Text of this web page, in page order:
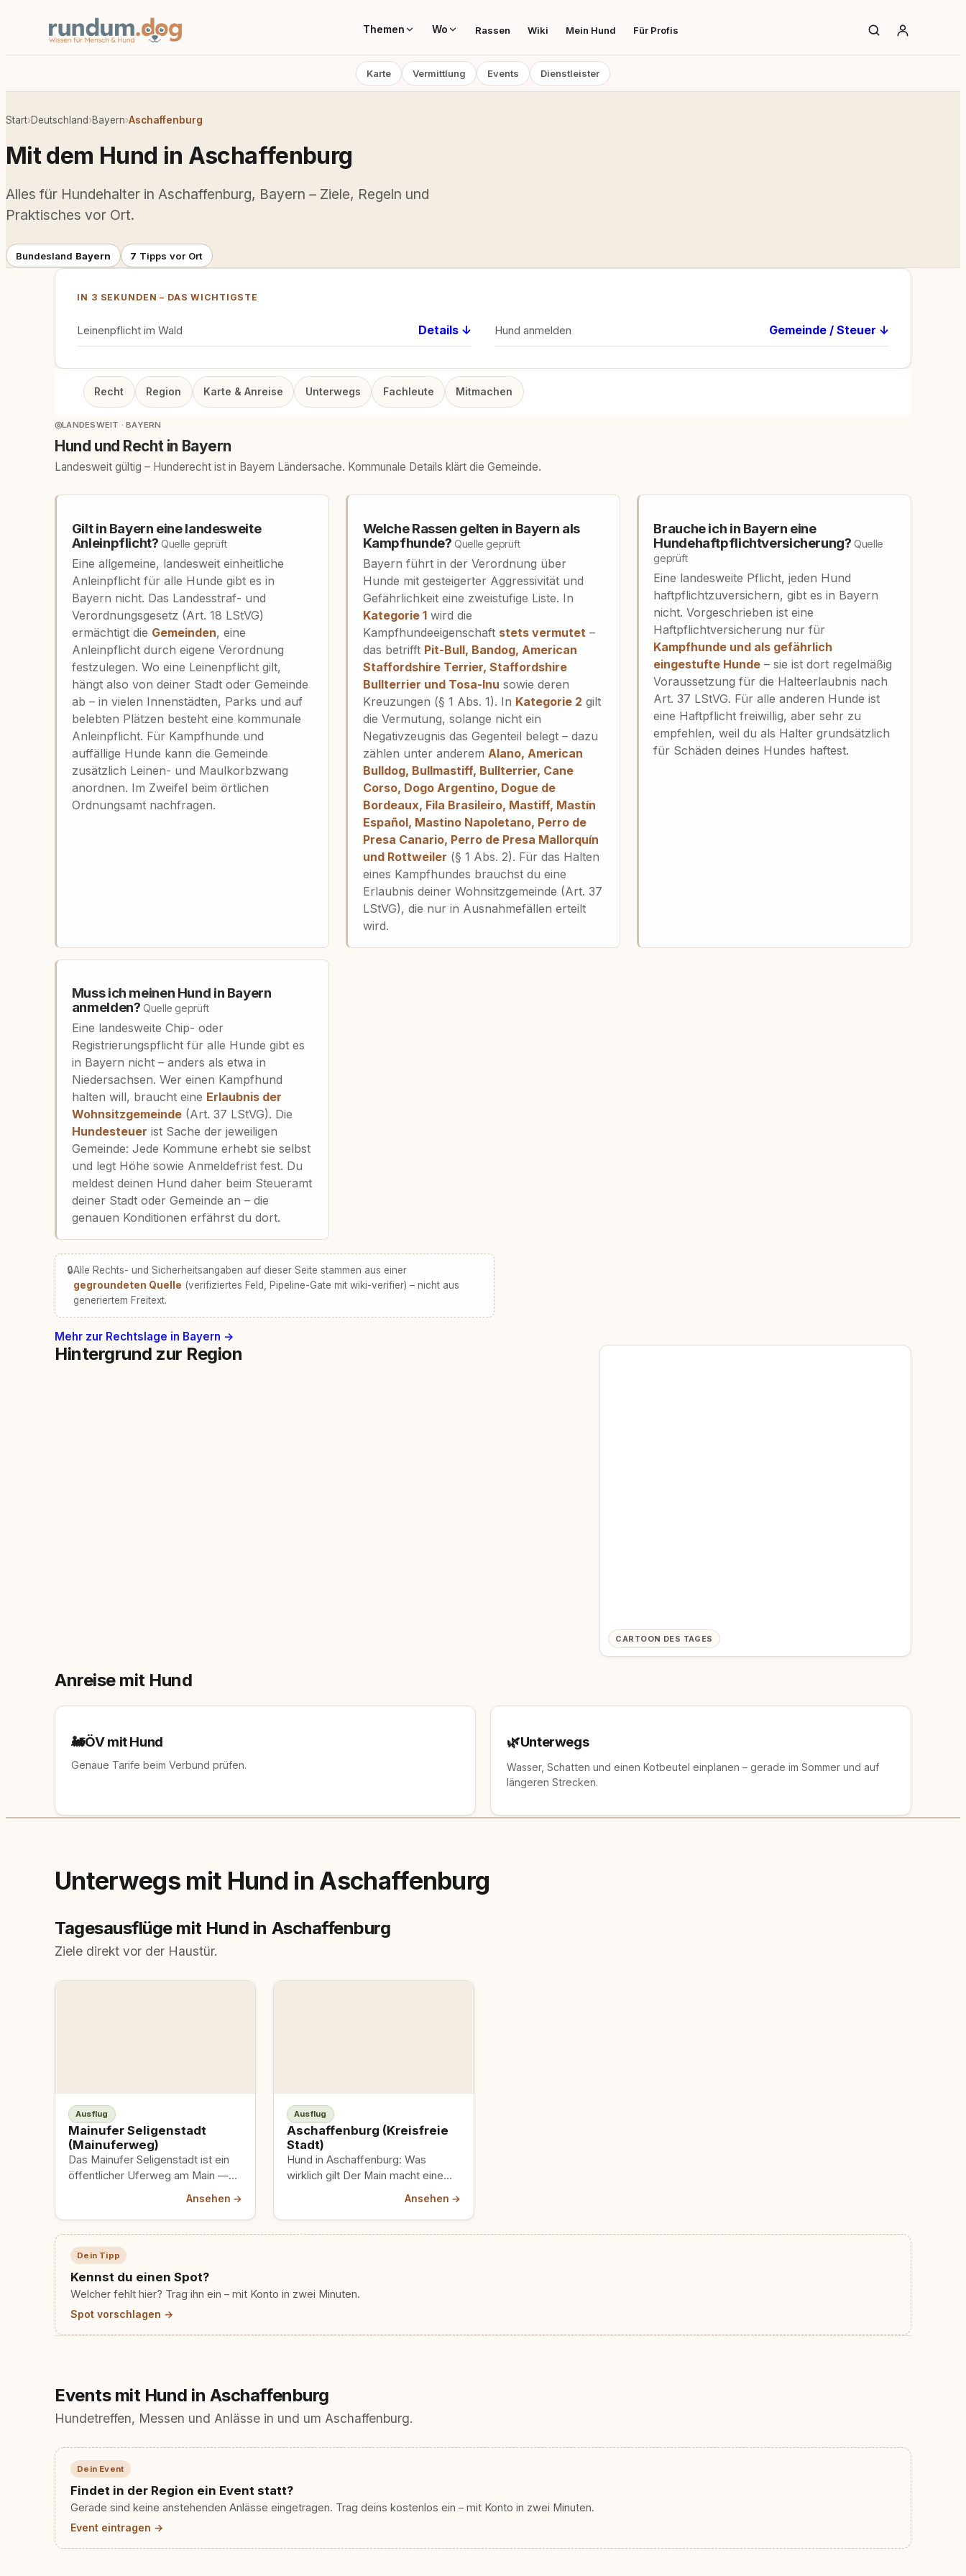
Themen Wo Rassen Wiki Mein Hund Für Profis
Karte Vermittlung Events Dienstleister
Start›Deutschland›Bayern›Aschaffenburg
Mit dem Hund in Aschaffenburg
Alles für Hundehalter in Aschaffenburg, Bayern – Ziele, Regeln und
Praktisches vor Ort.
Bundesland Bayern 7 Tipps vor Ort
IN 3 SEKUNDEN – DAS WICHTIGSTE
Leinenpflicht im Wald Details ↓ Hund anmelden Gemeinde / Steuer ↓
Recht Region Karte & Anreise Unterwegs Fachleute Mitmachen
◎LANDESWEIT · BAYERN
Hund und Recht in Bayern
Landesweit gültig – Hunderecht ist in Bayern Ländersache. Kommunale Details klärt die Gemeinde.
Gilt in Bayern eine landesweite
Anleinpflicht?Quelle geprüft
Eine allgemeine, landesweit einheitliche
Anleinpflicht für alle Hunde gibt es in
Bayern nicht. Das Landesstraf- und
Verordnungsgesetz (Art. 18 LStVG)
ermächtigt die Gemeinden, eine
Anleinpflicht durch eigene Verordnung
festzulegen. Wo eine Leinenpflicht gilt,
hängt also von deiner Stadt oder Gemeinde
ab – in vielen Innenstädten, Parks und auf
belebten Plätzen besteht eine kommunale
Anleinpflicht. Für Kampfhunde und
auffällige Hunde kann die Gemeinde
zusätzlich Leinen- und Maulkorbzwang
anordnen. Im Zweifel beim örtlichen
Ordnungsamt nachfragen.
Welche Rassen gelten in Bayern als
Kampfhunde?Quelle geprüft
Bayern führt in der Verordnung über
Hunde mit gesteigerter Aggressivität und
Gefährlichkeit eine zweistufige Liste. In
Kategorie 1wird die
Kampfhundeeigenschaft stets vermutet–
das betrifft Pit-Bull, Bandog, American
Staffordshire Terrier, Staffordshire
Bullterrier und Tosa-Inu sowie deren
Kreuzungen (§ 1 Abs. 1). In Kategorie 2 gilt
die Vermutung, solange nicht ein
Negativzeugnis das Gegenteil belegt – dazu
zählen unter anderem Alano, American
Bulldog, Bullmastiff, Bullterrier, Cane
Corso, Dogo Argentino, Dogue de
Bordeaux, Fila Brasileiro, Mastiff, Mastín
Español, Mastino Napoletano, Perro de
Presa Canario, Perro de Presa Mallorquín
und Rottweiler (§ 1 Abs. 2). Für das Halten
eines Kampfhundes brauchst du eine
Erlaubnis deiner Wohnsitzgemeinde (Art. 37
LStVG), die nur in Ausnahmefällen erteilt
wird.
Brauche ich in Bayern eine
Hundehaftpflichtversicherung?Quelle
geprüft
Eine landesweite Pflicht, jeden Hund
haftpflichtzuversichern, gibt es in Bayern
nicht. Vorgeschrieben ist eine
Haftpflichtversicherung nur für
Kampfhunde und als gefährlich
eingestufte Hunde – sie ist dort regelmäßig
Voraussetzung für die Halteerlaubnis nach
Art. 37 LStVG. Für alle anderen Hunde ist
eine Haftpflicht freiwillig, aber sehr zu
empfehlen, weil du als Halter grundsätzlich
für Schäden deines Hundes haftest.
Muss ich meinen Hund in Bayern
anmelden?Quelle geprüft
Eine landesweite Chip- oder
Registrierungspflicht für alle Hunde gibt es
in Bayern nicht – anders als etwa in
Niedersachsen. Wer einen Kampfhund
halten will, braucht eine Erlaubnis der
Wohnsitzgemeinde(Art. 37 LStVG). Die
Hundesteuer ist Sache der jeweiligen
Gemeinde: Jede Kommune erhebt sie selbst
und legt Höhe sowie Anmeldefrist fest. Du
meldest deinen Hund daher beim Steueramt
deiner Stadt oder Gemeinde an – die
genauen Konditionen erfährst du dort.
🔒Alle Rechts- und Sicherheitsangaben auf dieser Seite stammen aus einer
gegroundeten Quelle (verifiziertes Feld, Pipeline-Gate mit wiki-verifier) – nicht aus
generiertem Freitext.
Mehr zur Rechtslage in Bayern →
Hintergrund zur Region
CARTOON DES TAGES
Anreise mit Hund
🚂ÖV mit Hund
Genaue Tarife beim Verbund prüfen.
🌿Unterwegs
Wasser, Schatten und einen Kotbeutel einplanen – gerade im Sommer und auf
längeren Strecken.
Unterwegs mit Hund in Aschaffenburg
Tagesausflüge mit Hund in Aschaffenburg
Ziele direkt vor der Haustür.
Ausflug
Mainufer Seligenstadt
(Mainuferweg)
Das Mainufer Seligenstadt ist ein
öffentlicher Uferweg am Main —
offiziell als Kultur- und Freizeitweg
Ansehen →
Ausflug
Aschaffenburg (Kreisfreie
Stadt)
Hund in Aschaffenburg: Was
wirklich gilt Der Main macht eine
Kurve, der Spessart schiebt seinen
Ansehen →
Dein Tipp
Kennst du einen Spot?
Welcher fehlt hier? Trag ihn ein – mit Konto in zwei Minuten.
Spot vorschlagen →
Events mit Hund in Aschaffenburg
Hundetreffen, Messen und Anlässe in und um Aschaffenburg.
Dein Event
Findet in der Region ein Event statt?
Gerade sind keine anstehenden Anlässe eingetragen. Trag deins kostenlos ein – mit Konto in zwei Minuten.
Event eintragen →